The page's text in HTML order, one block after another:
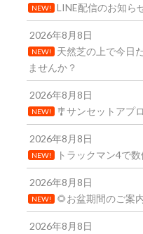
NEW! LINE配信のお知ら
2026年8月8日
NEW! 天然芝の上で今日
ませんか？
2026年8月8日
NEW! 🎐サンセットアプ
2026年8月8日
NEW! トラックマン4で数
2026年8月8日
NEW! 🌻お盆期間のご案
2026年8月8日